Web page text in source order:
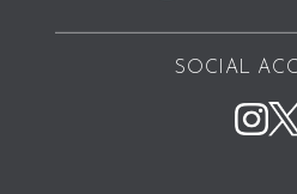
SOCIAL